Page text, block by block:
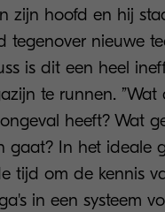
zijn hoofd en hij
tegenover nieuwe
is dit een heel
te runnen. ”Wat
heeft? Wat
gaat? In het ideale
tijd om de kennis
in een systeem